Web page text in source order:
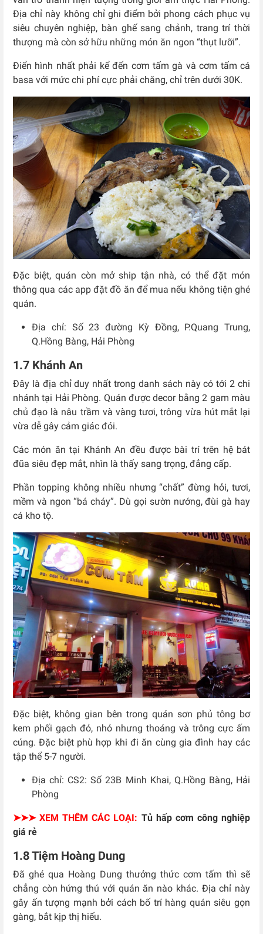
Địa chỉ này không chỉ ghi điểm bởi phong cách phục vụ
siêu chuyên nghiệp, bàn ghế sang chảnh, trang trí thời
thượng mà còn sở hữu những món ăn ngon “thụt lưỡi”.
Điển hình nhất phải kể đến cơm tấm gà và cơm tấm cá
basa với mức chi phí cực phải chăng, chỉ trên dưới 30K.
Đặc biệt, quán còn mở ship tận nhà, có thể đặt món
thông qua các app đặt đồ ăn để mua nếu không tiện ghé
quán.
Địa chỉ: Số 23 đường Kỳ Đồng, P.Quang Trung,
Q.Hồng Bàng, Hải Phòng
1.7 Khánh An
Đây là địa chỉ duy nhất trong danh sách này có tới 2 chi
nhánh tại Hải Phòng. Quán được decor bằng 2 gam màu
chủ đạo là nâu trầm và vàng tươi, trông vừa hút mắt lại
vừa dễ gây cảm giác đói.
Các món ăn tại Khánh An đều được bài trí trên hệ bát
đũa siêu đẹp mắt, nhìn là thấy sang trọng, đẳng cấp.
Phần topping không nhiều nhưng “chất” đừng hỏi, tươi,
mềm và ngon “bá cháy”. Dù gọi sườn nướng, đùi gà hay
cá kho tộ.
Đặc biệt, không gian bên trong quán sơn phủ tông bơ
kem phối gạch đỏ, nhỏ nhưng thoáng và trông cực ấm
cúng. Đặc biệt phù hợp khi đi ăn cùng gia đình hay các
tập thể 5-7 người.
Địa chỉ: CS2: Số 23B Minh Khai, Q.Hồng Bàng, Hải
Phòng
➤➤➤ XEM THÊM CÁC LOẠI: Tủ hấp cơm công nghiệp
giá rẻ
1.8 Tiệm Hoàng Dung
Đã ghé qua Hoàng Dung thưởng thức cơm tấm thì sẽ
chẳng còn hứng thú với quán ăn nào khác. Địa chỉ này
gây ấn tượng mạnh bởi cách bố trí hàng quán siêu gọn
gàng, bắt kịp thị hiếu.